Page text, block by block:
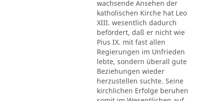
wachsende Ansehen der
katholischen Kirche hat Leo
XIII. wesentlich dadurch
befördert, daß er nicht wie
Pius IX. mit fast allen
Regierungen im Unfrieden
lebte, sondern überall gute
Beziehungen wieder
herzustellen suchte. Seine
kirchlichen Erfolge beruhen